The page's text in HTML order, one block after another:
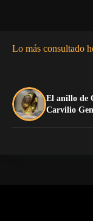
Lo más consultado
El anillo de
Carvilio